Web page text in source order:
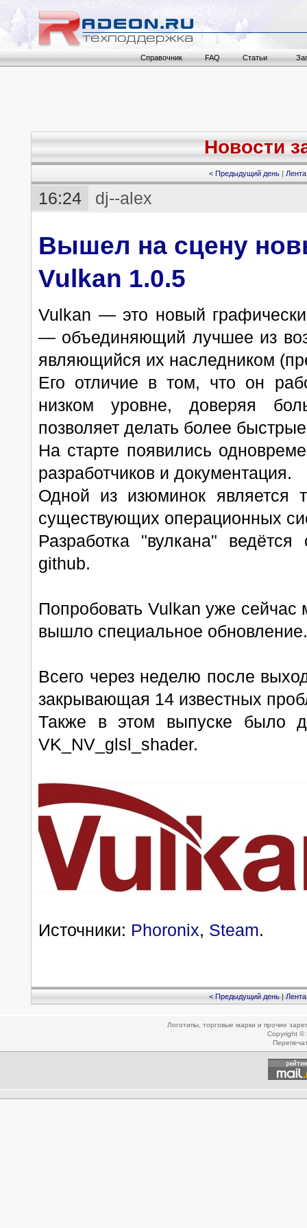
Справочник FAQ Статьи
Новости
< Предыдущий день | Лента
16:24 dj--alex
Вышел на сцену
Vulkan 1.0.5
Vulkan — это новый
— объединяющий лучшее из
являющийся их наследником
Его отличие в том, что он
низком уровне, доверяя
позволяет делать более
На старте появились
разработчиков и документация.
Одной из изюминок является
существующих операционных
Разработка "вулкана"
github.
Попробовать Vulkan уже сейчас
вышло специальное обновление.
Всего через неделю после
закрывающая 14 известных
Также в этом выпуске было
VK_NV_glsl_shader.
Источники: Phoronix, Steam.
< Предыдущий день|Лента
Логотипы, торговые марки и прочие
Copyright ©